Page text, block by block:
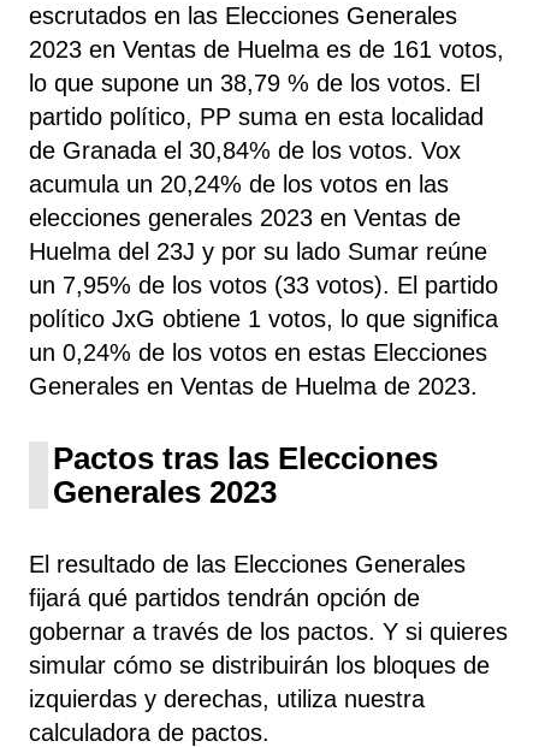
escrutados en las Elecciones Generales
2023 en Ventas de Huelma es de 161 votos,
lo que supone un 38,79 % de los votos. El
partido político, PP suma en esta localidad
de Granada el 30,84% de los votos. Vox
acumula un 20,24% de los votos en las
elecciones generales 2023 en Ventas de
Huelma del 23J y por su lado Sumar reúne
un 7,95% de los votos (33 votos). El partido
político JxG obtiene 1 votos, lo que significa
un 0,24% de los votos en estas Elecciones
Generales en Ventas de Huelma de 2023.
Pactos tras las Elecciones
Generales 2023
El resultado de las Elecciones Generales
fijará qué partidos tendrán opción de
gobernar a través de los pactos. Y si quieres
simular cómo se distribuirán los bloques de
izquierdas y derechas, utiliza nuestra
calculadora de pactos.